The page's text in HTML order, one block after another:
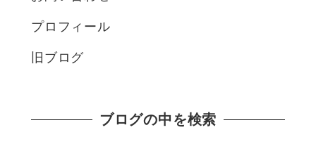
プロフィール
旧ブログ
ブログの中を検索